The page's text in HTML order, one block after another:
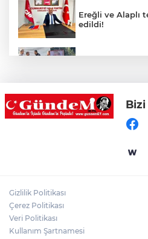
Ereğli ve Alaplı
edildi!
Bir anda
Merdivende
Gizlilik Politikası
Çerez Politikası
Veri Politikası
Kullanım Şartnamesi